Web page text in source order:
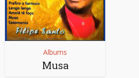
Albums
Musa